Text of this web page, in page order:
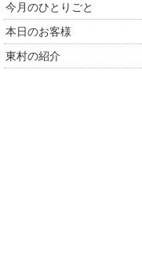
今月のひとりごと
本日のお客様
東村の紹介